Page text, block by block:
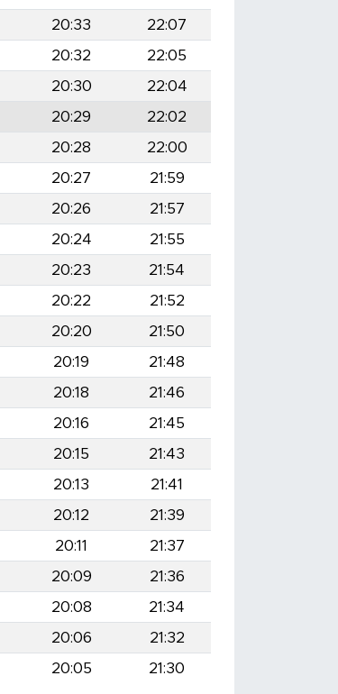
20:33
22:07
20:32
22:05
20:30
22:04
20:29
22:02
20:28
22:00
20:27
21:59
20:26
21:57
20:24
21:55
20:23
21:54
20:22
21:52
20:20
21:50
20:19
21:48
20:18
21:46
20:16
21:45
20:15
21:43
20:13
21:41
20:12
21:39
20:11
21:37
20:09
21:36
20:08
21:34
20:06
21:32
20:05 21:30